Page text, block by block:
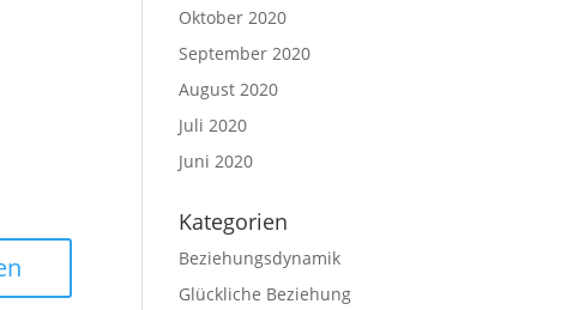
Oktober 2020
September 2020
August 2020
Juli 2020
Juni 2020
Kategorien
Beziehungsdynamik
Glückliche Beziehung